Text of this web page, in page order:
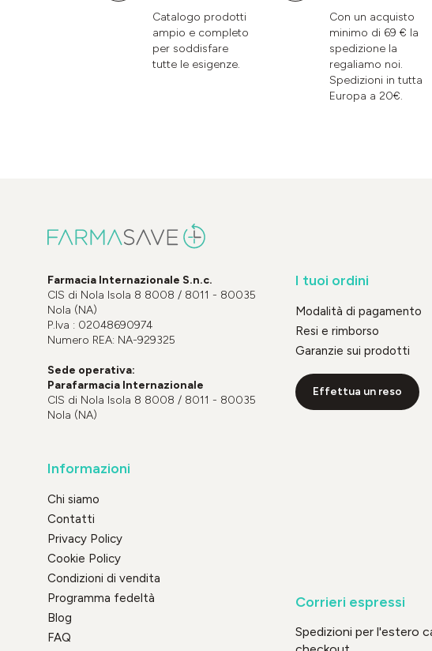
Catalogo prodotti
ampio e completo
per soddisfare
tutte le esigenze.
Con un acquisto
minimo di 69 € la
spedizione la
regaliamo noi.
Spedizioni in tutta
Europa a 20€.
Farmacia Internazionale S.n.c.
CIS di Nola Isola 8 8008 / 8011 - 80035
Nola (NA)
P.Iva : 02048690974
Numero REA: NA-929325
Sede operativa:
Parafarmacia Internazionale
CIS di Nola Isola 8 8008 / 8011 - 80035
Nola (NA)
Informazioni
Chi siamo
Contatti
Privacy Policy
Cookie Policy
Condizioni di vendita
Programma fedeltà
Blog
FAQ
I tuoi ordini
Modalità di pagamento
Resi e rimborso
Garanzie sui prodotti
Effettua un reso
Corrieri espressi
Spedizioni per l'estero